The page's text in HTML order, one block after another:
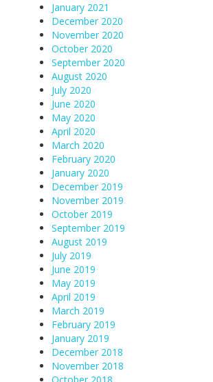
January 2021
December 2020
November 2020
October 2020
September 2020
August 2020
July 2020
June 2020
May 2020
April 2020
March 2020
February 2020
January 2020
December 2019
November 2019
October 2019
September 2019
August 2019
July 2019
June 2019
May 2019
April 2019
March 2019
February 2019
January 2019
December 2018
November 2018